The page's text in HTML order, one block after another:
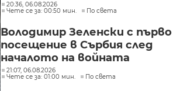
20:36, 06.08.2026
Чете се за: 00:50 мин.
По света
Володимир Зеленски с първо
посещение в Сърбия след
началото на войната
21:07, 06.08.2026
Чете се за: 01:00 мин.
По света